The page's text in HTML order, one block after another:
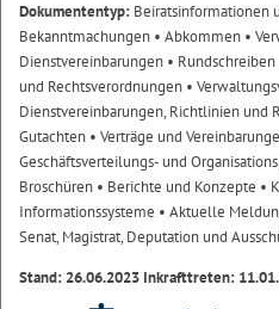
Dokumententyp: Beiratsinformationen
Bekanntmachungen • Abkommen •
Dienstvereinbarungen • Rundschreiben
und Rechtsverordnungen •
Dienstvereinbarungen, Richtlinien und
Gutachten • Verträge und
Geschäftsverteilungs- und
Broschüren • Berichte und Konzepte •
Informationssysteme • Aktuelle
Senat, Magistrat, Deputation und
Stand: 26.06.2023 Inkrafttreten: